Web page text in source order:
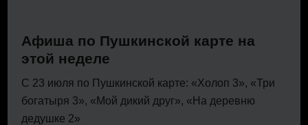
Афиша по Пушкинской карте на
этой неделе
С 23 июля по Пушкинской карте: «Холоп 3», «Три
богатыря 3», «Мой дикий друг», «На деревню
дедушке 2»